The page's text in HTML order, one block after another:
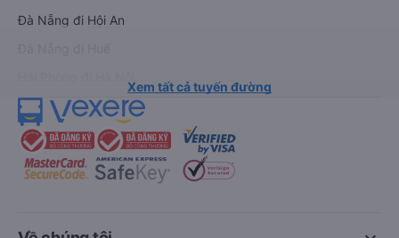
Đà Nẵng đi Hội An
Xem tất cả tuyến đường